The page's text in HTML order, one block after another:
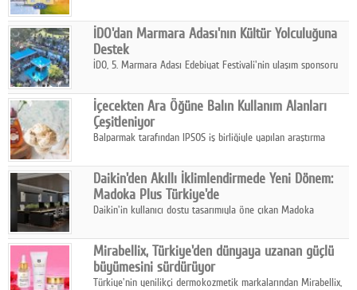
ve sürdürülebilir çözümler sunuyor.
İDO'dan Marmara Adası'nın Kültür Yolculuğuna
Destek
İDO, 5. Marmara Adası Edebiyat Festivali'nin ulaşım sponsoru
ettiriyor.
İçecekten Ara Öğüne Balın Kullanım Alanları
Çeşitleniyor
Balparmak tarafından IPSOS iş birliğiyle yapılan araştırma
ıhlamur gibi içeceklerde tercih ettiğini ortaya koyuyor.
Daikin'den Akıllı İklimlendirmede Yeni Dönem:
Madoka Plus Türkiye'de
Daikin'in kullanıcı dostu tasarımıyla öne çıkan Madoka
kontrol ünitesi Madoka Plus Türkiye'de satışa sunuldu.
Mirabellix, Türkiye'den dünyaya uzanan güçlü
büyümesini sürdürüyor
Türkiye'nin yenilikçi dermokozmetik markalarından Mirabellix,